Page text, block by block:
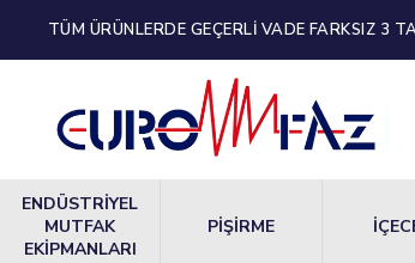
TÜM ÜRÜNLERDE GEÇERLİ VADE FARKSIZ 3
ENDÜSTRİYEL
MUTFAK
EKİPMANLARI
PİŞİRME